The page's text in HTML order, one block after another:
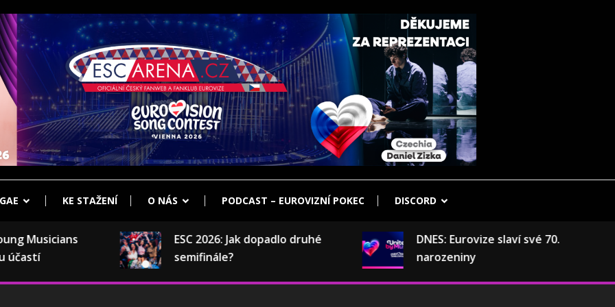
KE STAŽENÍ O NÁS PODCAST – EUROVIZNÍ POKEC DISCORD
Musicians
ESC 2026: Jak dopadlo druhé
semifinále?
DNES: Eurovize slaví své 70.
narozeniny